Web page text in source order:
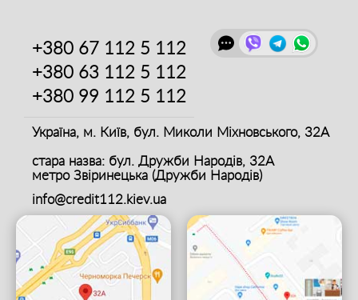
+380 67 112 5 112
+380 63 112 5 112
+380 99 112 5 112
Україна, м. Київ, бул. Миколи Міхновського, 32А
стара назва: бул. Дружби Народів, 32А
метро Звіринецька (Дружби Народів)
info@credit112.kiev.ua